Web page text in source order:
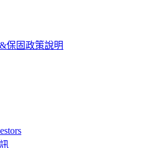
保固政策說明